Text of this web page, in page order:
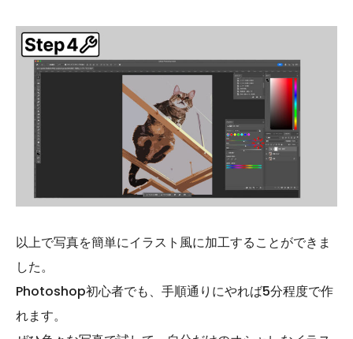
以上で写真を簡単にイラスト風に加工することができま
した。
Photoshop初心者でも、手順通りにやれば5分程度で作
れます。